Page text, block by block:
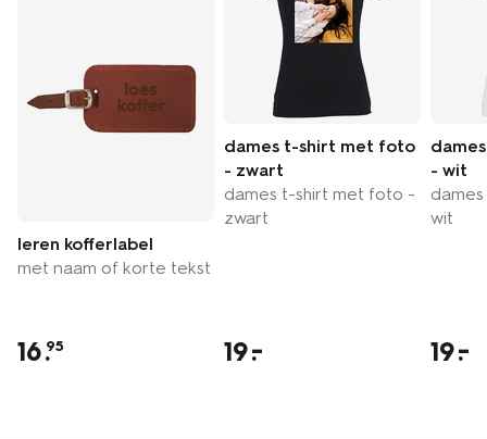
leren kofferlabel
met naam of korte tekst
16.95
dames t-shirt met foto
- zwart
dames t-shirt met foto -
zwart
19
- wit
wit
19